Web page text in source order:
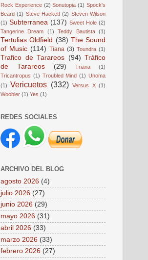
Rock Experience (2) Sonutopia (1) Spock's
Beard (1) Steve Hackett (2) Steven Wilson
(1) Subterranea (137) Sweet Hole (2)
Tangerine Dream
(1) Teddy Bautista (1)
Tertulias Oldfield (38) The Sound
of Music (114) Tiana (3) Toundra (1)
Trafico de Tarareos (94) Tráfico
de Tarareos
(29) Triana
(1)
Tricantropus (1) Troubled Mind (1) Unoma
(1)
Vericuetos (332) Versus X (1)
Woobler (1) Yes (1)
REDES SOCIALES
ARCHIVO DEL BLOG
agosto 2026 (4)
julio 2026 (27)
junio 2026 (29)
mayo 2026 (31)
abril 2026 (33)
marzo 2026 (33)
febrero 2026 (27)